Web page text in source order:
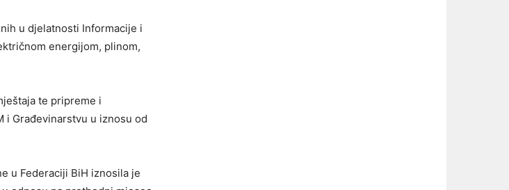
u djelatnosti Informacije i
energijom, plinom,
te pripreme i
i Građevinarstvu u iznosu od
u Federaciji BiH iznosila je